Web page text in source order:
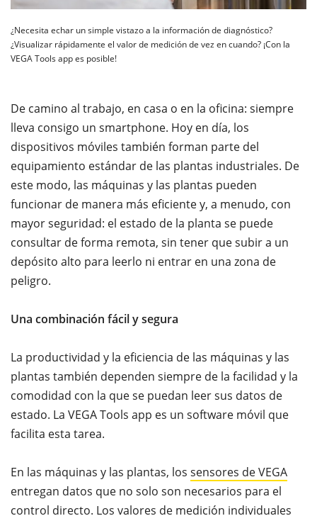
¿Necesita echar un simple vistazo a la información de diagnóstico?
¿Visualizar rápidamente el valor de medición de vez en cuando? ¡Con la
VEGA Tools app es posible!
De camino al trabajo, en casa o en la oficina: siempre
lleva consigo un smartphone. Hoy en día, los
dispositivos móviles también forman parte del
equipamiento estándar de las plantas industriales. De
este modo, las máquinas y las plantas pueden
funcionar de manera más eficiente y, a menudo, con
mayor seguridad: el estado de la planta se puede
consultar de forma remota, sin tener que subir a un
depósito alto para leerlo ni entrar en una zona de
peligro.
Una combinación fácil y segura
La productividad y la eficiencia de las máquinas y las
plantas también dependen siempre de la facilidad y la
comodidad con la que se puedan leer sus datos de
estado. La VEGA Tools app es un software móvil que
facilita esta tarea.
En las máquinas y las plantas, los sensores de VEGA
entregan datos que no solo son necesarios para el
control directo. Los valores de medición individuales